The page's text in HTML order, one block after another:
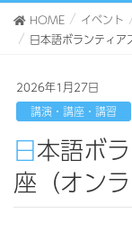
HOME イベント
日本語ボランティア
2026年1月27日
講演・講座・講習
日本語ボランティアスキルアップ講
座（オンラ